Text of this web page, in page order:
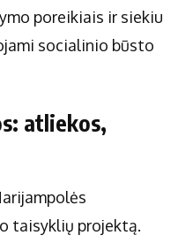
poreikiais ir siekiu
socialinio būsto
atliekos,
taisyklių projektą.